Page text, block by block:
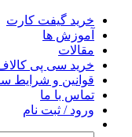
Skip
content
خرید گیفت کارت
آموزش ها
مقالات
خرید سی پی
قوانین و شرایط
تماس با ما
ورود / ثبت نام